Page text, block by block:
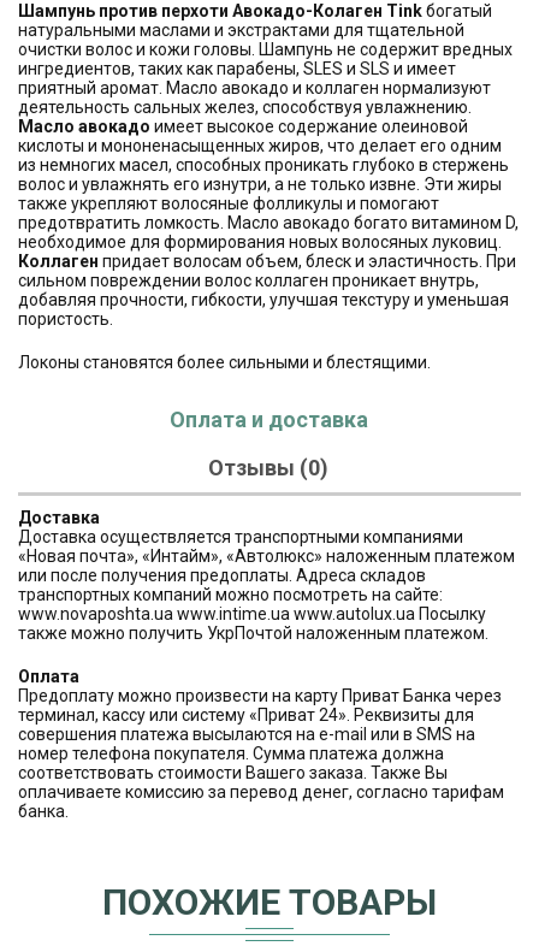
Шампунь против перхоти Авокадо-Колаген Tinkбогатый
натуральными маслами и экстрактами для тщательной
очистки волос и кожи головы. Шампунь не содержит вредных
ингредиентов, таких как парабены, SLES и SLS и имеет
приятный аромат. Масло авокадо и коллаген нормализуют
деятельность сальных желез, способствуя увлажнению.
Масло авокадо имеет высокое содержание олеиновой
кислоты и мононенасыщенных жиров, что делает его одним
из немногих масел, способных проникать глубоко в стержень
волос и увлажнять его изнутри, а не только извне. Эти жиры
также укрепляют волосяные фолликулы и помогают
предотвратить ломкость. Масло авокадо богато витамином D,
необходимое для формирования новых волосяных луковиц.
Коллаген придает волосам объем, блеск и эластичность. При
сильном повреждении волос коллаген проникает внутрь,
добавляя прочности, гибкости, улучшая текстуру и уменьшая
пористость.
Локоны становятся более сильными и блестящими.
Оплата и доставка
Отзывы (0)
Доставка
Доставка осуществляется транспортными компаниями
«Новая почта», «Интайм», «Автолюкс» наложенным платежом
или после получения предоплаты. Адреса складов
транспортных компаний можно посмотреть на сайте:
www.novaposhta.ua www.intime.ua www.autolux.ua Посылку
также можно получить УкрПочтой наложенным платежом.
Оплата
Предоплату можно произвести на карту Приват Банка через
терминал, кассу или систему «Приват 24». Реквизиты для
совершения платежа высылаются на e-mail или в SMS на
номер телефона покупателя. Сумма платежа должна
соответствовать стоимости Вашего заказа. Также Вы
оплачиваете комиссию за перевод денег, согласно тарифам
банка.
ПОХОЖИЕ ТОВАРЫ